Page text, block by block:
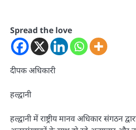
Spread the love
दीपक अधिकारी
हल्द्वानी
हल्द्वानी में राष्ट्रीय मानव अधिकार संगठन